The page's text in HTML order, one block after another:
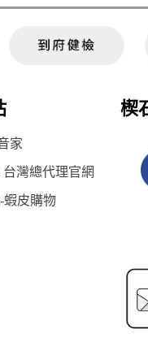
楔
家
台灣總代理官網
蝦皮購物